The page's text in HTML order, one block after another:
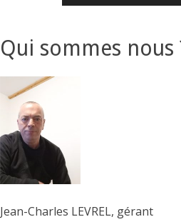
Qui sommes nous
Jean-Charles LEVREL, gérant